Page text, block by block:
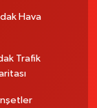
Hava
Trafik